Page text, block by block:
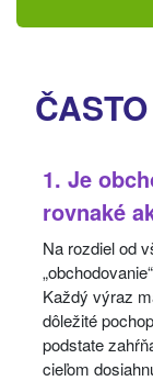
1. Je
rovnaké
Na rozdiel od
Každý výraz
dôležité
podstate
cieľom